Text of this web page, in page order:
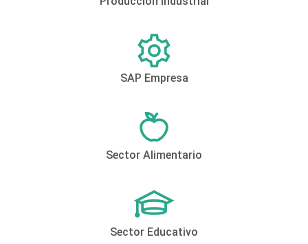
SAP Empresa
Sector Alimentario
Sector Educativo